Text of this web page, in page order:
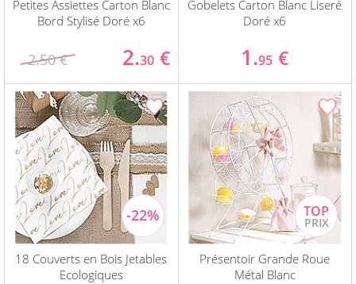
Petites Assiettes Carton Blanc
Bord Stylisé Doré x6
2.50 € 2.30 €
Gobelets Carton Blanc Liseré
Doré x6
1.95 €
18 Couverts en Bois Jetables
Ecologiques
Présentoir Grande Roue
Métal Blanc